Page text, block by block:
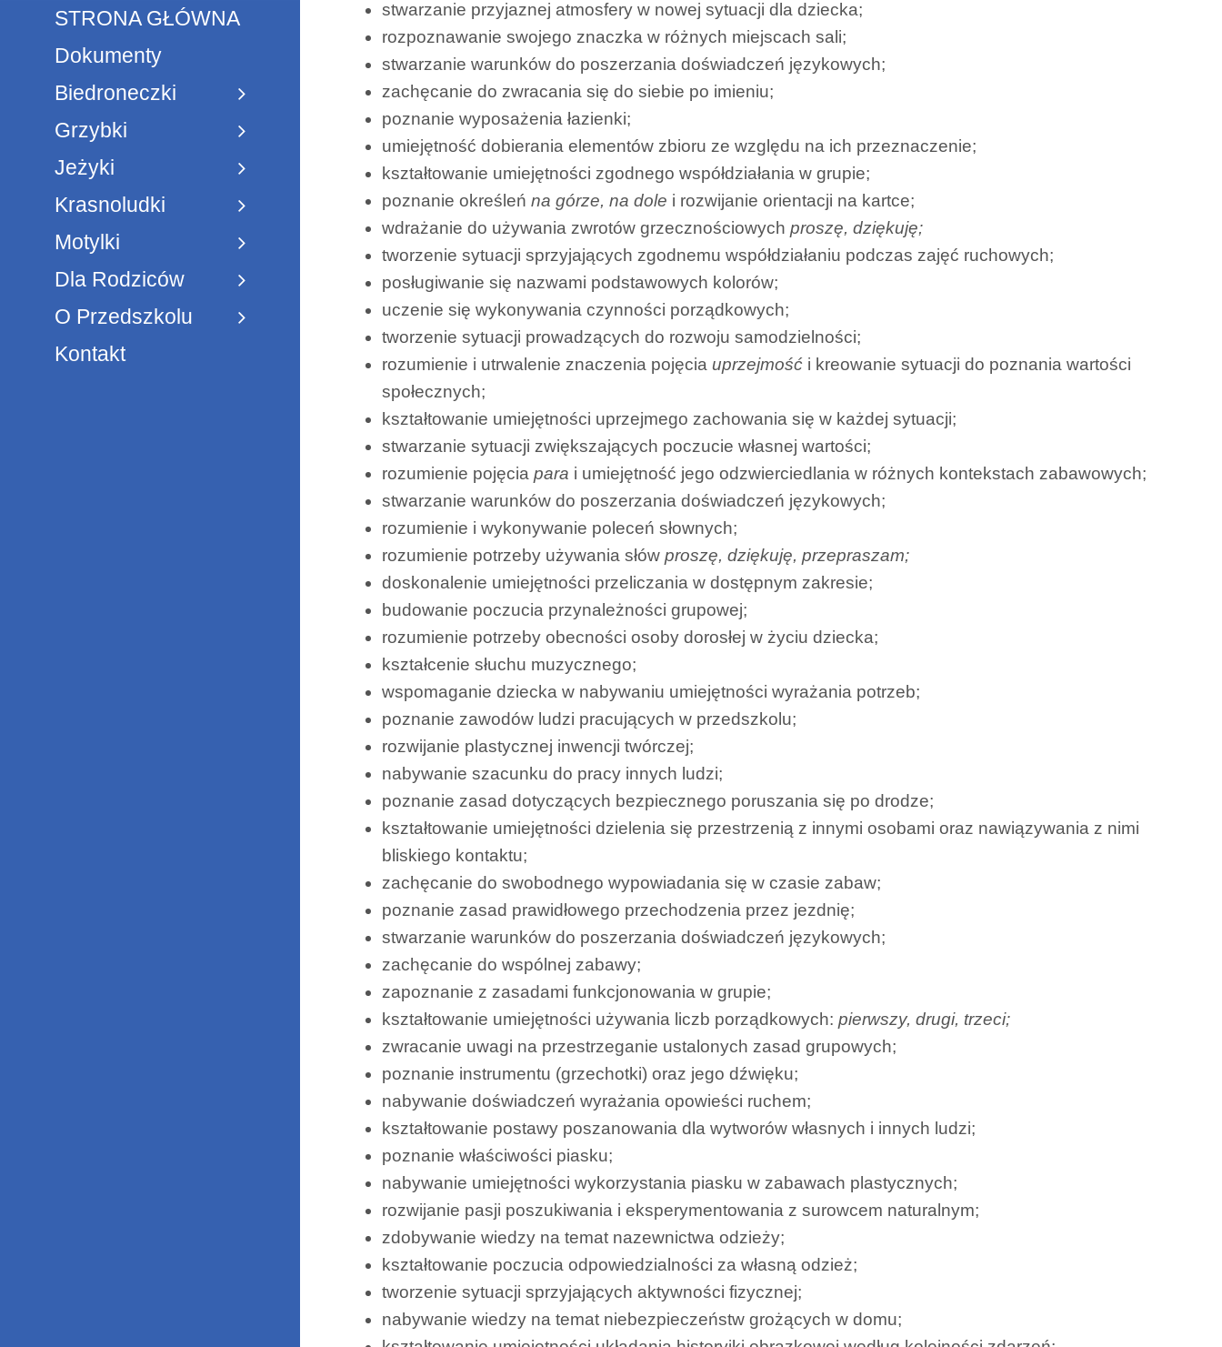
STRONA GŁÓWNA
Dokumenty
Biedroneczki
Grzybki
Jeżyki
Krasnoludki
Motylki
Dla Rodziców
O Przedszkolu
Kontakt
stwarzanie przyjaznej atmosfery w nowej sytuacji dla dziecka;
rozpoznawanie swojego znaczka w różnych miejscach sali;
stwarzanie warunków do poszerzania doświadczeń językowych;
zachęcanie do zwracania się do siebie po imieniu;
poznanie wyposażenia łazienki;
umiejętność dobierania elementów zbioru ze względu na ich przeznaczenie;
kształtowanie umiejętności zgodnego współdziałania w grupie;
poznanie określeń na górze, na dole i rozwijanie orientacji na kartce;
wdrażanie do używania zwrotów grzecznościowych proszę, dziękuję;
tworzenie sytuacji sprzyjających zgodnemu współdziałaniu podczas zajęć ruchowych;
posługiwanie się nazwami podstawowych kolorów;
uczenie się wykonywania czynności porządkowych;
tworzenie sytuacji prowadzących do rozwoju samodzielności;
rozumienie i utrwalenie znaczenia pojęcia uprzejmość i kreowanie sytuacji do poznania wartości
społecznych;
kształtowanie umiejętności uprzejmego zachowania się w każdej sytuacji;
stwarzanie sytuacji zwiększających poczucie własnej wartości;
rozumienie pojęcia para i umiejętność jego odzwierciedlania w różnych kontekstach zabawowych;
stwarzanie warunków do poszerzania doświadczeń językowych;
rozumienie i wykonywanie poleceń słownych;
rozumienie potrzeby używania słów proszę, dziękuję, przepraszam;
doskonalenie umiejętności przeliczania w dostępnym zakresie;
budowanie poczucia przynależności grupowej;
rozumienie potrzeby obecności osoby dorosłej w życiu dziecka;
kształcenie słuchu muzycznego;
wspomaganie dziecka w nabywaniu umiejętności wyrażania potrzeb;
poznanie zawodów ludzi pracujących w przedszkolu;
rozwijanie plastycznej inwencji twórczej;
nabywanie szacunku do pracy innych ludzi;
poznanie zasad dotyczących bezpiecznego poruszania się po drodze;
kształtowanie umiejętności dzielenia się przestrzenią z innymi osobami oraz nawiązywania z nimi
bliskiego kontaktu;
zachęcanie do swobodnego wypowiadania się w czasie zabaw;
poznanie zasad prawidłowego przechodzenia przez jezdnię;
stwarzanie warunków do poszerzania doświadczeń językowych;
zachęcanie do wspólnej zabawy;
zapoznanie z zasadami funkcjonowania w grupie;
kształtowanie umiejętności używania liczb porządkowych: pierwszy, drugi, trzeci;
zwracanie uwagi na przestrzeganie ustalonych zasad grupowych;
poznanie instrumentu (grzechotki) oraz jego dźwięku;
nabywanie doświadczeń wyrażania opowieści ruchem;
kształtowanie postawy poszanowania dla wytworów własnych i innych ludzi;
poznanie właściwości piasku;
nabywanie umiejętności wykorzystania piasku w zabawach plastycznych;
rozwijanie pasji poszukiwania i eksperymentowania z surowcem naturalnym;
zdobywanie wiedzy na temat nazewnictwa odzieży;
kształtowanie poczucia odpowiedzialności za własną odzież;
tworzenie sytuacji sprzyjających aktywności fizycznej;
nabywanie wiedzy na temat niebezpieczeństw grożących w domu;